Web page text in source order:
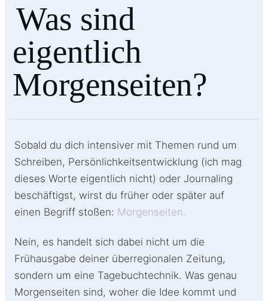
Was sind
eigentlich
Morgenseiten?
Sobald du dich intensiver mit Themen rund um
Schreiben, Persönlichkeitsentwicklung (ich mag
dieses Worte eigentlich nicht) oder Journaling
beschäftigst, wirst du früher oder später auf
einen Begriff stoßen: Morgenseiten.
Nein, es handelt sich dabei nicht um die
Frühausgabe deiner überregionalen Zeitung,
sondern um eine Tagebuchtechnik. Was genau
Morgenseiten sind, woher die Idee kommt und